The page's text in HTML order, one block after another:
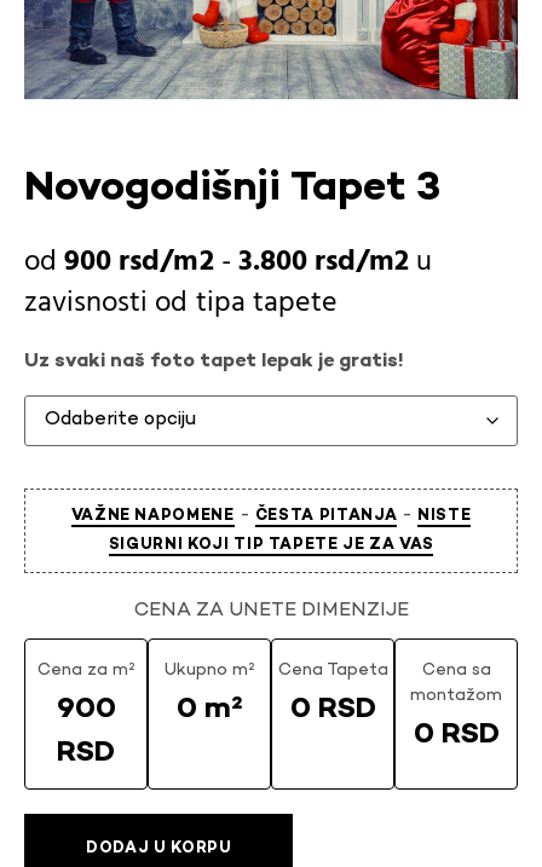
Novogodišnji Tapet 3
900rsd -3.800rsd
u
zavisnosti od tipa tapete
Uz svaki naš foto tapet lepak je gratis!
VAŽNE NAPOMENE - ČESTA PITANJA - NISTE
SIGURNI KOJI TIP TAPETE JE ZA VAS
CENA ZA UNETE DIMENZIJE
Cena za m²
900
RSD
Ukupno m²
0 m²
Cena Tapeta
0 RSD
Cena sa
montažom
0 RSD
DODAJ U KORPU